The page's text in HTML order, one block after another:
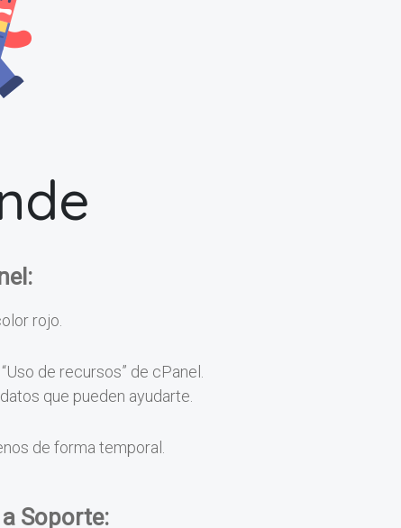
rojo.
de recursos” de cPanel.
que pueden ayudarte.
de forma temporal.
Soporte: